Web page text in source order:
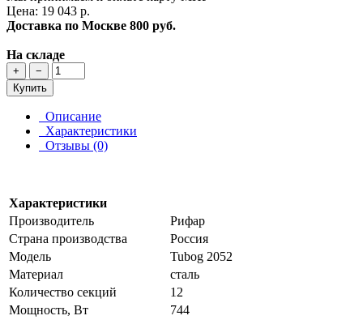
Цена: 19 043 р.
Доставка по Москве 800 руб.
На складе
+
−
Купить
Описание
Характеристики
Отзывы (0)
Характеристики
Производитель
Рифар
Страна производства
Россия
Модель
Tubog 2052
Материал
сталь
Количество секций
12
Мощность, Вт
744